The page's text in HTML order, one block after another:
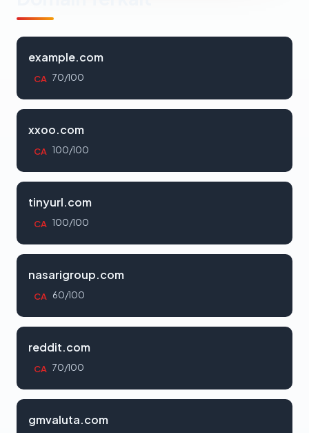
example.com
CA 70/100
xxoo.com
CA 100/100
tinyurl.com
CA 100/100
nasarigroup.com
CA 60/100
reddit.com
CA 70/100
gmvaluta.com